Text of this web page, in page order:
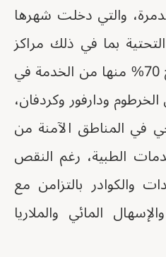
والتي دخلت شهرها
بما في ذلك مراكز
الرعاية الصحية التي خرج 70% منها من الخدمة في
ودارفور وكردفان،
في المناطق الآمنة من
الطبية، رغم النقص
والكوادر بالتزامن مع
المائي والملاريا